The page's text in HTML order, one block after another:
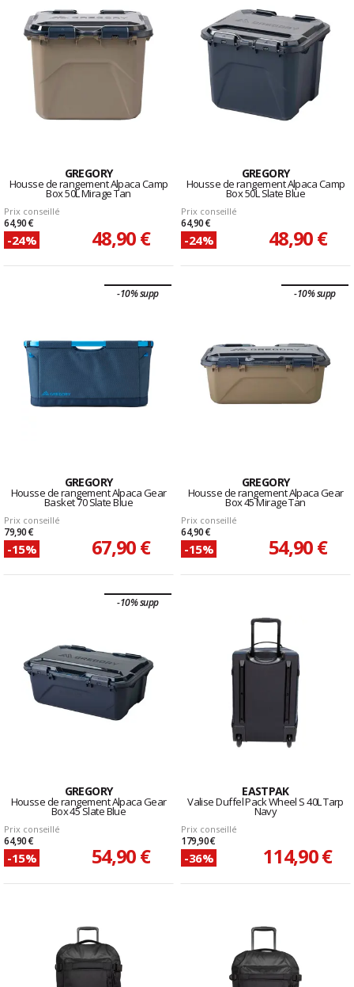
GREGORY
Housse de rangement Alpaca Camp
Box 50L Mirage Tan
Prix conseillé
64,90 €
-24% 48,90 €
GREGORY
Housse de rangement Alpaca Camp
Box 50L Slate Blue
Prix conseillé
64,90 €
-24% 48,90 €
-10% supp
GREGORY
Housse de rangement Alpaca Gear
Basket 70 Slate Blue
Prix conseillé
79,90 €
-15% 67,90 €
-10% supp
GREGORY
Housse de rangement Alpaca Gear
Box 45 Mirage Tan
Prix conseillé
64,90 €
-15% 54,90 €
-10% supp
GREGORY
Housse de rangement Alpaca Gear
Box 45 Slate Blue
Prix conseillé
64,90 €
-15% 54,90 €
EASTPAK
Valise Duffel Pack Wheel S 40L Tarp
Navy
Prix conseillé
179,90 €
-36% 114,90 €